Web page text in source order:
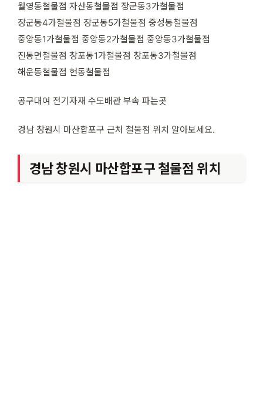
월영동철물점 자산동철물점 장군동3가철물점
장군동4가철물점 장군동5가철물점 중성동철물점
중앙동1가철물점 중앙동2가철물점 중앙동3가철물점
진동면철물점 창포동1가철물점 창포동3가철물점
해운동철물점 현동철물점
공구대여 전기자재 수도배관 부속 파는곳
경남 창원시 마산합포구 근처 철물점 위치 알아보세요.
경남 창원시 마산합포구 철물점 위치